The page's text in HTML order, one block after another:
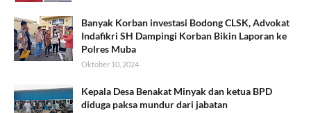
Banyak Korban investasi Bodong CLSK, Advokat
Indafikri SH Dampingi Korban Bikin Laporan ke
Polres Muba
Oktober 10, 2024
Kepala Desa Benakat Minyak dan ketua BPD
diduga paksa mundur dari jabatan